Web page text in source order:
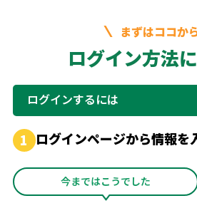
まずはココか
ログイン方法
ログインするには
1 ログインページから情報を
今まではこうでした